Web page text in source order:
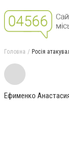
Головна Росія
Ефименко